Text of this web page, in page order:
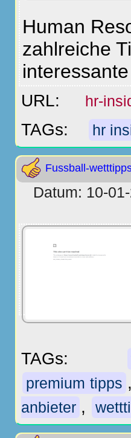
Human
zahlreiche
URL: hr-
TAGs: hr
Fussball-
Datum: 10-
TAGs:
premium tipps ,
anbieter ,